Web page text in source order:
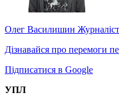
Олег Василишин Журналіст
Дізнавайся про перемоги
Підписатися в Google
УПЛ